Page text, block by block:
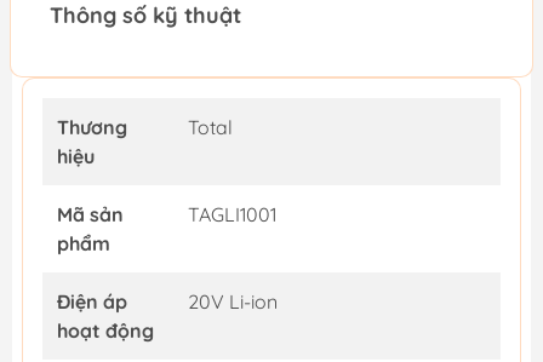
Thông số kỹ thuật
Thương
hiệu
Total
Mã sản
phẩm
TAGLI1001
Điện áp
hoạt động
20V Li-ion